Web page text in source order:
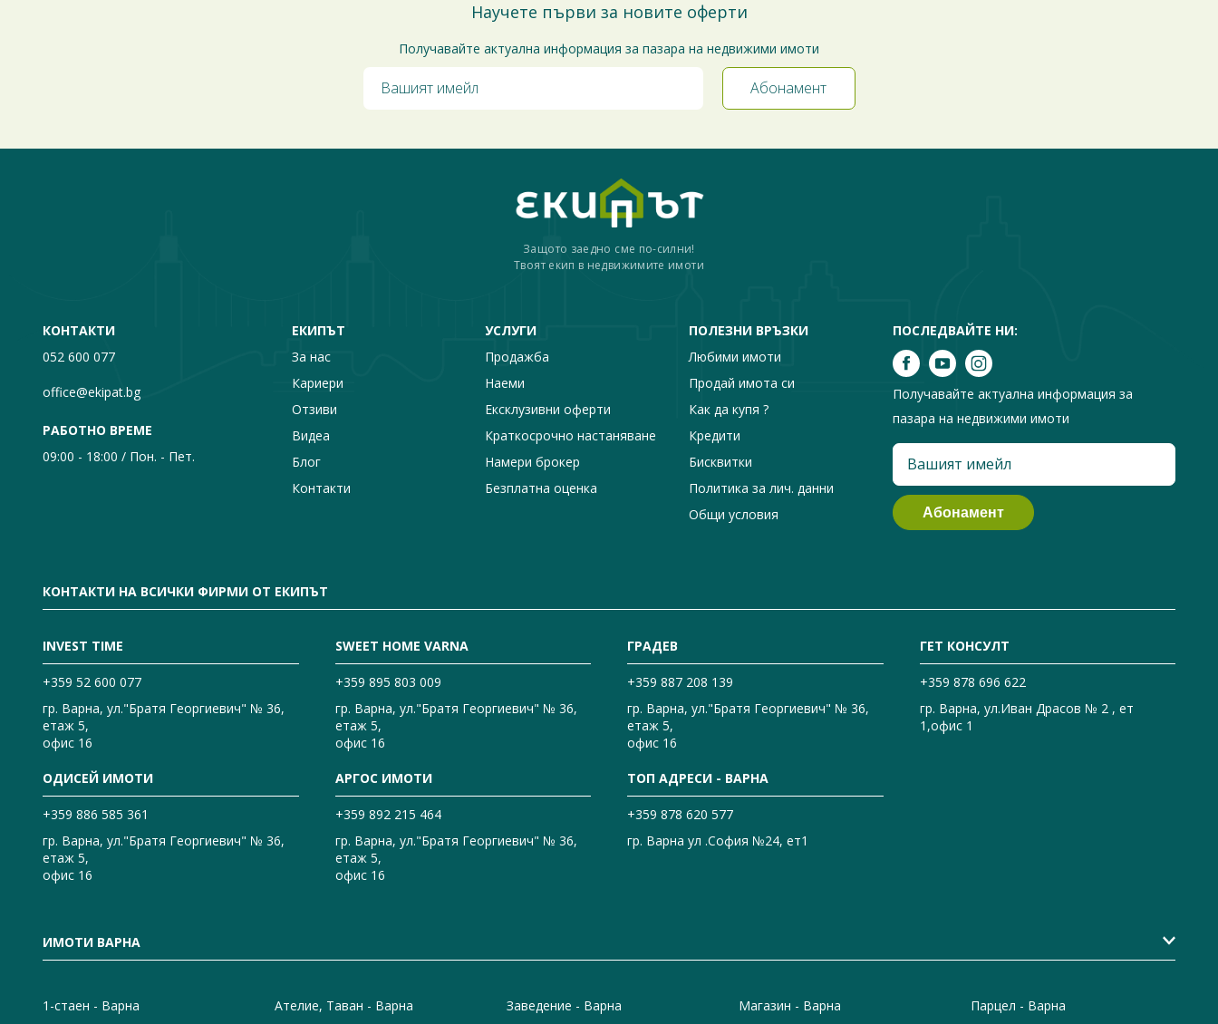
Научете първи за новите оферти
Получавайте актуална информация за пазара на недвижими имоти
Защото заедно сме по-силни!
Твоят екип в недвижимите имоти
КОНТАКТИ
052 600 077
office@ekipat.bg
РАБОТНО ВРЕМЕ
09:00 - 18:00 / Пон. - Пет.
ЕКИПЪТ
За нас
Кариери
Отзиви
Видеа
Блог
Контакти
УСЛУГИ
Продажба
Наеми
Ексклузивни оферти
Краткосрочно настаняване
Намери брокер
Безплатна оценка
ПОЛЕЗНИ ВРЪЗКИ
Любими имоти
Продай имота си
Как да купя ?
Кредити
Бисквитки
Политика за лич. данни
Общи условия
ПОСЛЕДВАЙТЕ НИ:
Получавайте актуална информация за
пазара на недвижими имоти
КОНТАКТИ НА ВСИЧКИ ФИРМИ ОТ ЕКИПЪТ
INVEST TIME
+359 52 600 077
гр. Варна, ул."Братя Георгиевич" № 36,
етаж 5,
офис 16
SWEET HOME VARNA
+359 895 803 009
гр. Варна, ул."Братя Георгиевич" № 36,
етаж 5,
офис 16
ГРАДЕВ
+359 887 208 139
гр. Варна, ул."Братя Георгиевич" № 36,
етаж 5,
офис 16
ГЕТ КОНСУЛТ
+359 878 696 622
гр. Варна, ул.Иван Драсов № 2 , ет
1,офис 1
ОДИСЕЙ ИМОТИ
+359 886 585 361
гр. Варна, ул."Братя Георгиевич" № 36,
етаж 5,
офис 16
АРГОС ИМОТИ
+359 892 215 464
гр. Варна, ул."Братя Георгиевич" № 36,
етаж 5,
офис 16
ТОП АДРЕСИ - ВАРНА
+359 878 620 577
гр. Варна ул .София №24, ет1
ИМОТИ ВАРНА
1-стаен - Варна
Ателие, Таван - Варна
Заведение - Варна
Магазин - Варна
Парцел - Варна